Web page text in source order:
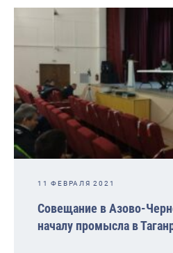
11 ФЕВРАЛЯ 2021
Совещание в Азово-
началу промысла в